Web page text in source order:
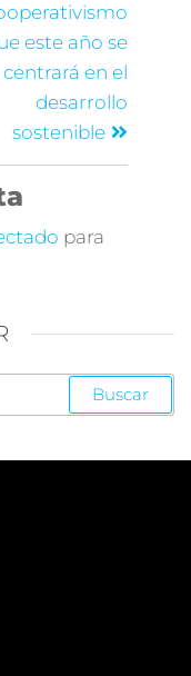
este año se
centrará en el
desarrollo
sostenible
para